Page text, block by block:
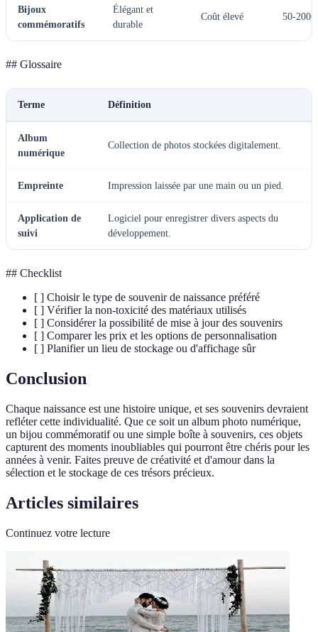
Bijoux
commémoratifs
Élégant et
durable
Coût élevé 50-200€
## Glossaire
Terme Définition
Album
numérique
Collection de photos stockées digitalement.
Empreinte Impression laissée par une main ou un pied.
Application de
suivi
Logiciel pour enregistrer divers aspects du
développement.
## Checklist
[ ] Choisir le type de souvenir de naissance préféré
[ ] Vérifier la non-toxicité des matériaux utilisés
[ ] Considérer la possibilité de mise à jour des souvenirs
[ ] Comparer les prix et les options de personnalisation
[ ] Planifier un lieu de stockage ou d'affichage sûr
Conclusion
Chaque naissance est une histoire unique, et ses souvenirs devraient
refléter cette individualité. Que ce soit un album photo numérique,
un bijou commémoratif ou une simple boîte à souvenirs, ces objets
capturent des moments inoubliables qui pourront être chéris pour les
années à venir. Faites preuve de créativité et d'amour dans la
sélection et le stockage de ces trésors précieux.
Articles similaires
Continuez votre lecture